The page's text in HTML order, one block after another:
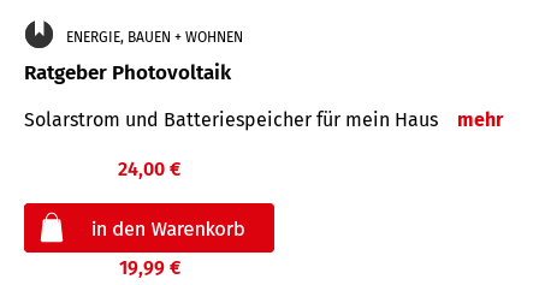
ENERGIE, BAUEN + WOHNEN
Ratgeber Photovoltaik
Solarstrom und Batteriespeicher für mein Haus mehr
24,00 €
19,99 €